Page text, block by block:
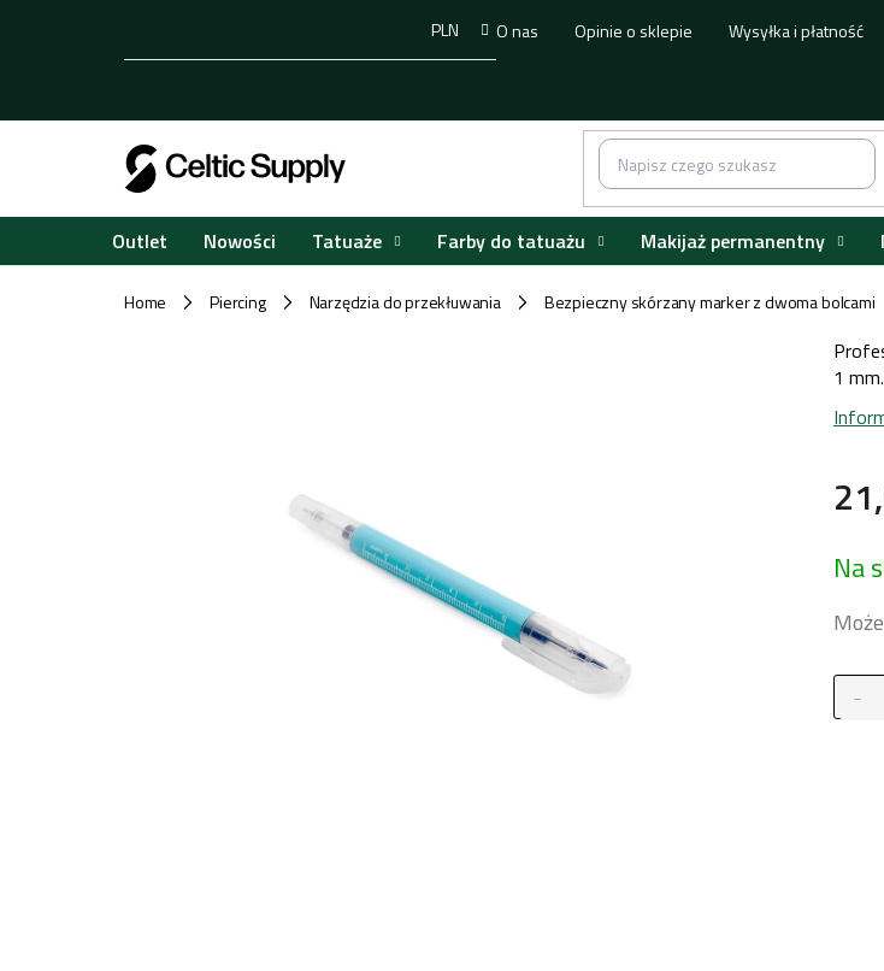
O nas Opinie o sklepie Wysyłka i płatność
PLN
Outlet Nowości Tatuaże Farby do tatuażu Makijaż permanentny
Home / Piercing / Narzędzia do przekłuwania / Bezpieczny skórzany marker z dwoma bolcami
Na
1